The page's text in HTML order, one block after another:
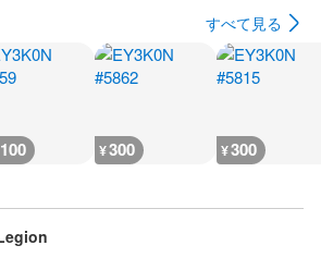
すべて見る
¥300 ¥300